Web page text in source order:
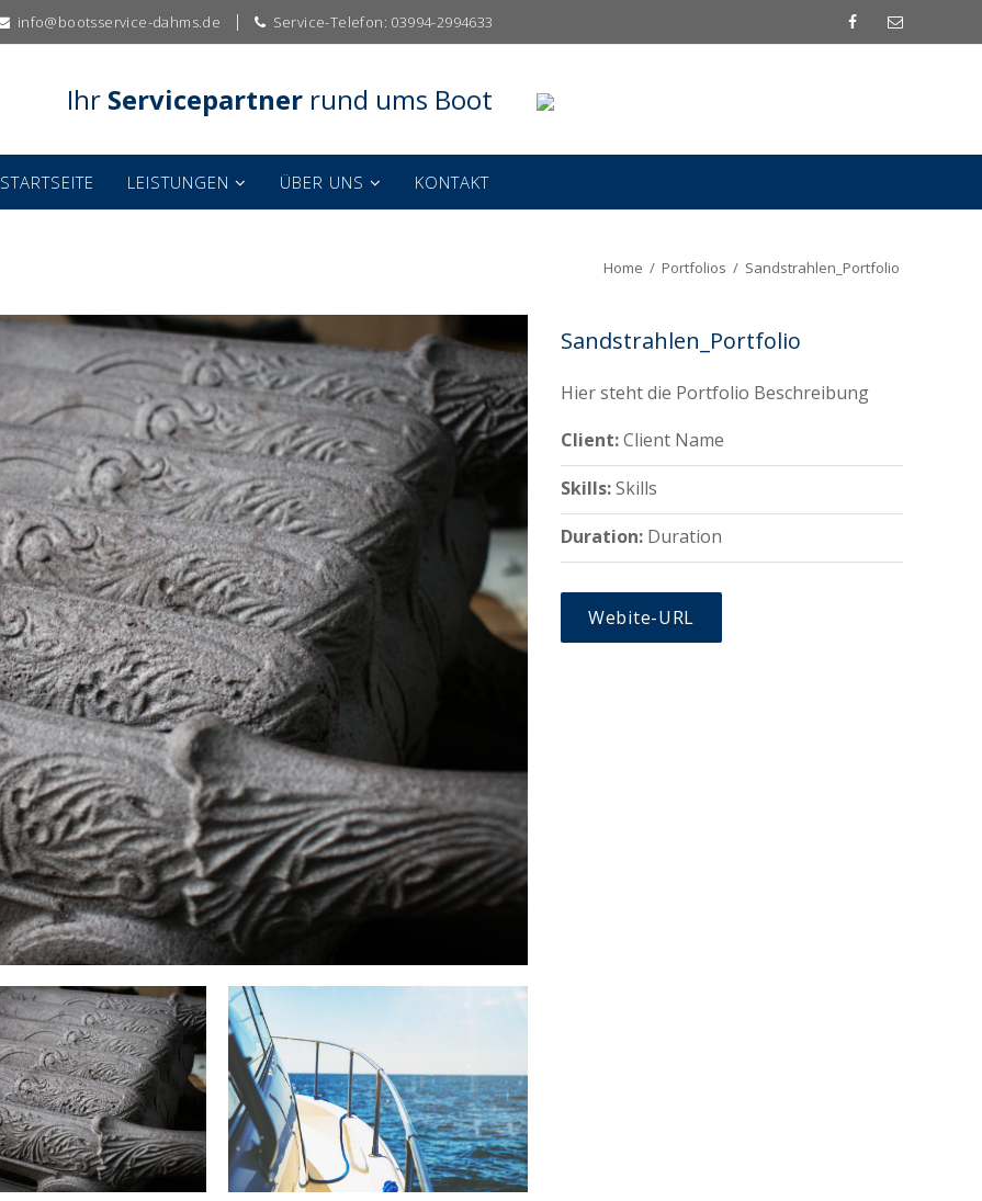
info@bootsservice-dahms.de Service-Telefon: 03994-2994633
Ihr Servicepartner rund ums Boot
STARTSEITE LEISTUNGEN ÜBER UNS KONTAKT
Home / Portfolios / Sandstrahlen_Portfolio
Sandstrahlen_Portfolio
Hier steht die Portfolio Beschreibung
Client:Client Name
Skills:Skills
Duration: Duration
Webite-URL